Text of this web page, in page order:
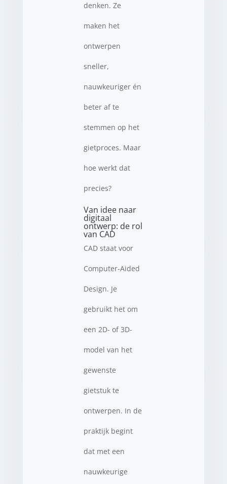
denken. Ze
maken het
ontwerpen
sneller,
nauwkeuriger én
beter af te
stemmen op het
gietproces. Maar
hoe werkt dat
precies?
Van idee naar
digitaal
ontwerp: de rol
van CAD
CAD staat voor
Computer-Aided
Design. Je
gebruikt het om
een 2D- of 3D-
model van het
gewenste
gietstuk te
ontwerpen. In de
praktijk begint
dat met een
nauwkeurige